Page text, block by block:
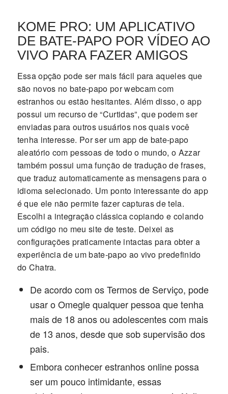
KOME PRO: UM APLICATIVO
DE BATE-PAPO POR VÍDEO AO
VIVO PARA FAZER AMIGOS
Essa opção pode ser mais fácil para aqueles que
são novos no bate-papo por webcam com
estranhos ou estão hesitantes. Além disso, o app
possui um recurso de “Curtidas”, que podem ser
enviadas para outros usuários nos quais você
tenha interesse. Por ser um app de bate-papo
aleatório com pessoas de todo o mundo, o Azzar
também possui uma função de tradução de frases,
que traduz automaticamente as mensagens para o
idioma selecionado. Um ponto interessante do app
é que ele não permite fazer capturas de tela.
Escolhi a integração clássica copiando e colando
um código no meu site de teste. Deixei as
configurações praticamente intactas para obter a
experiência de um bate-papo ao vivo predefinido
do Chatra.
De acordo com os Termos de Serviço, pode
usar o Omegle qualquer pessoa que tenha
mais de 18 anos ou adolescentes com mais
de 13 anos, desde que sob supervisão dos
pais.
Embora conhecer estranhos online possa
ser um pouco intimidante, essas